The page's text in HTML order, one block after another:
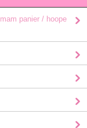
panier / hoope